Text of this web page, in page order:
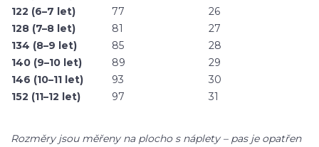
122 (6–7 let)
77
26
128 (7–8 let)
81
27
134 (8–9 let)
85
28
140 (9–10 let)
89
29
146 (10–11 let)
93
30
152 (11–12 let)
97 31
Rozměry jsou měřeny na plocho s náplety – pas je opatřen